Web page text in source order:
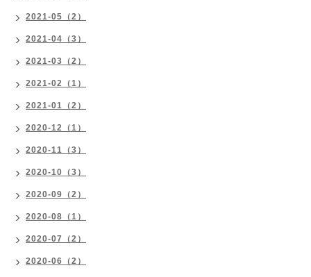
2021-05（2）
2021-04（3）
2021-03（2）
2021-02（1）
2021-01（2）
2020-12（1）
2020-11（3）
2020-10（3）
2020-09（2）
2020-08（1）
2020-07（2）
2020-06（2）